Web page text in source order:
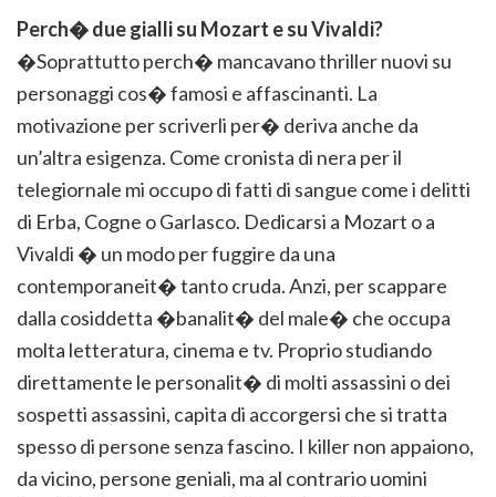
Perch� due gialli su Mozart e su Vivaldi?
�Soprattutto perch� mancavano thriller nuovi su
personaggi cos� famosi e affascinanti. La
motivazione per scriverli per� deriva anche da
un’altra esigenza. Come cronista di nera per il
telegiornale mi occupo di fatti di sangue come i delitti
di Erba, Cogne o Garlasco. Dedicarsi a Mozart o a
Vivaldi � un modo per fuggire da una
contemporaneit� tanto cruda. Anzi, per scappare
dalla cosiddetta �banalit� del male� che occupa
molta letteratura, cinema e tv. Proprio studiando
direttamente le personalit� di molti assassini o dei
sospetti assassini, capita di accorgersi che si tratta
spesso di persone senza fascino. I killer non appaiono,
da vicino, persone geniali, ma al contrario uomini